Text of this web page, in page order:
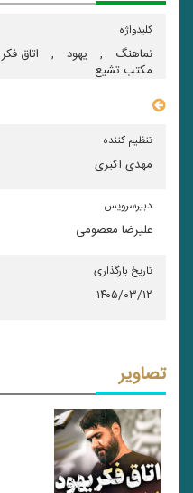
کلیدواژه
نماهنگ , یهود , اتاق فكر
مكتب تشیع
تنظیم کننده
مهدی اکبری
دبیرسرویس
علیرضا معصومی
تاریخ بارگذاری
۱۴۰۵/۰۳/۱۲
تصاویر